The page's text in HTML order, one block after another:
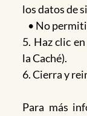
los datos de
• No
5. Haz clic
la Caché).
6. Cierra y
Para más